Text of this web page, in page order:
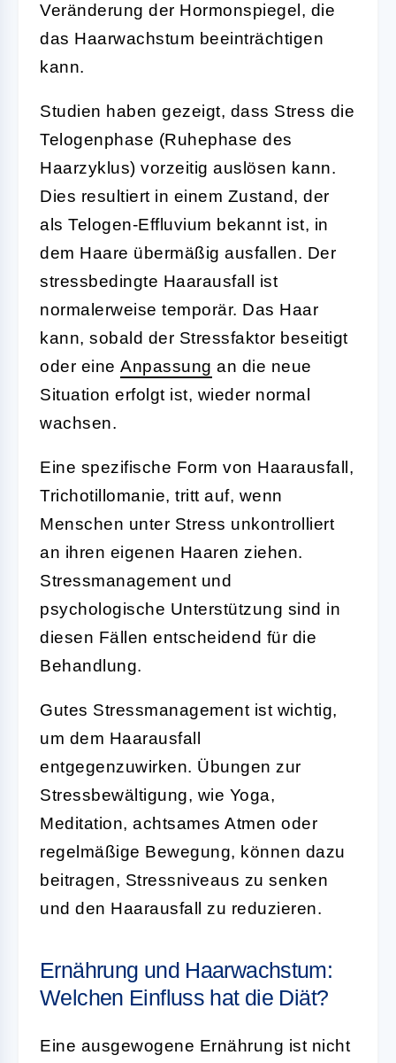
Veränderung der Hormonspiegel, die
das Haarwachstum beeinträchtigen
kann.
Studien haben gezeigt, dass Stress die
Telogenphase (Ruhephase des
Haarzyklus) vorzeitig auslösen kann.
Dies resultiert in einem Zustand, der
als Telogen-Effluvium bekannt ist, in
dem Haare übermäßig ausfallen. Der
stressbedingte Haarausfall ist
normalerweise temporär. Das Haar
kann, sobald der Stressfaktor beseitigt
oder eine Anpassung an die neue
Situation erfolgt ist, wieder normal
wachsen.
Eine spezifische Form von Haarausfall,
Trichotillomanie, tritt auf, wenn
Menschen unter Stress unkontrolliert
an ihren eigenen Haaren ziehen.
Stressmanagement und
psychologische Unterstützung sind in
diesen Fällen entscheidend für die
Behandlung.
Gutes Stressmanagement ist wichtig,
um dem Haarausfall
entgegenzuwirken. Übungen zur
Stressbewältigung, wie Yoga,
Meditation, achtsames Atmen oder
regelmäßige Bewegung, können dazu
beitragen, Stressniveaus zu senken
und den Haarausfall zu reduzieren.
Ernährung und Haarwachstum:
Welchen Einfluss hat die Diät?
Eine ausgewogene Ernährung ist nicht